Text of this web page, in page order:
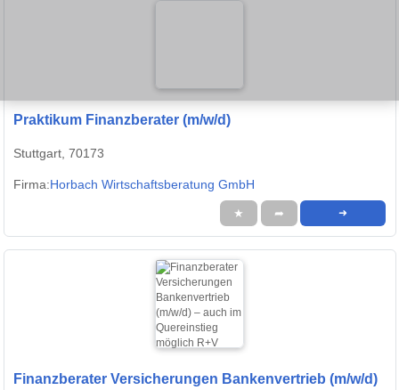
Praktikum Finanzberater (m/w/d)
Stuttgart, 70173
Firma:Horbach Wirtschaftsberatung GmbH
★ ➦ ➜
Finanzberater Versicherungen Bankenvertrieb (m/w/d)